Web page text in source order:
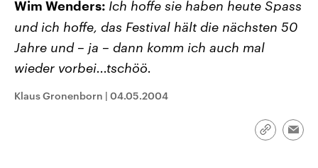
Landtagswahl Sachsen-Anhalt
2026
Wirtschaftlich und
gehören die Vereinigten
Wim Wenders: Ich hoffe sie haben heute Spass
und ich hoffe, das Festival hält die nächsten 50
Jahre und – ja – dann komm ich auch mal
wieder vorbei...tschöö.
Klaus Gronenborn | 04.05.2004
Link